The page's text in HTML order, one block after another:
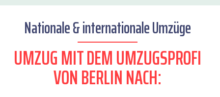
Nationale & internationale Umzüge
UMZUG MIT DEM UMZUGSPROFI
VON BERLIN NACH: